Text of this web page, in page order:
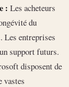
: Les acheteurs
du
Les entreprises
support futurs.
disposent de
vastes